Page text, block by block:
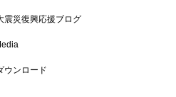
震災復興応援ブログ
ウンロード